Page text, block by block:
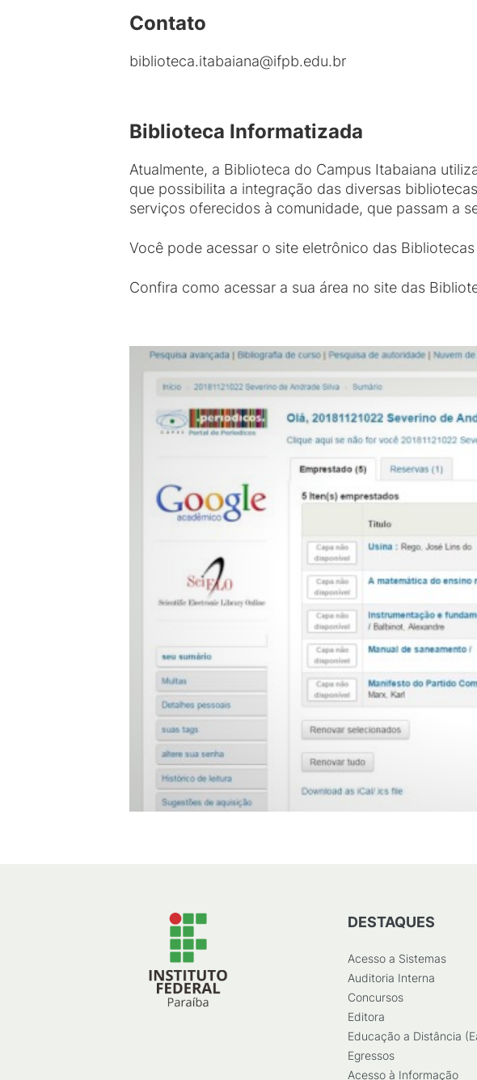
Contato
biblioteca.itabaiana@ifpb.edu.br
Biblioteca Informatizada
Atualmente, a Biblioteca do Campus Itabaiana
que possibilita a integração das diversas
serviços oferecidos à comunidade, que passam a
Você pode acessar o site eletrônico das
Confira como acessar a sua área no site das
DESTAQUES
Acesso a Sistemas
Auditoria Interna
Concursos
Editora
Educação a Distância
Egressos
Acesso à Informação